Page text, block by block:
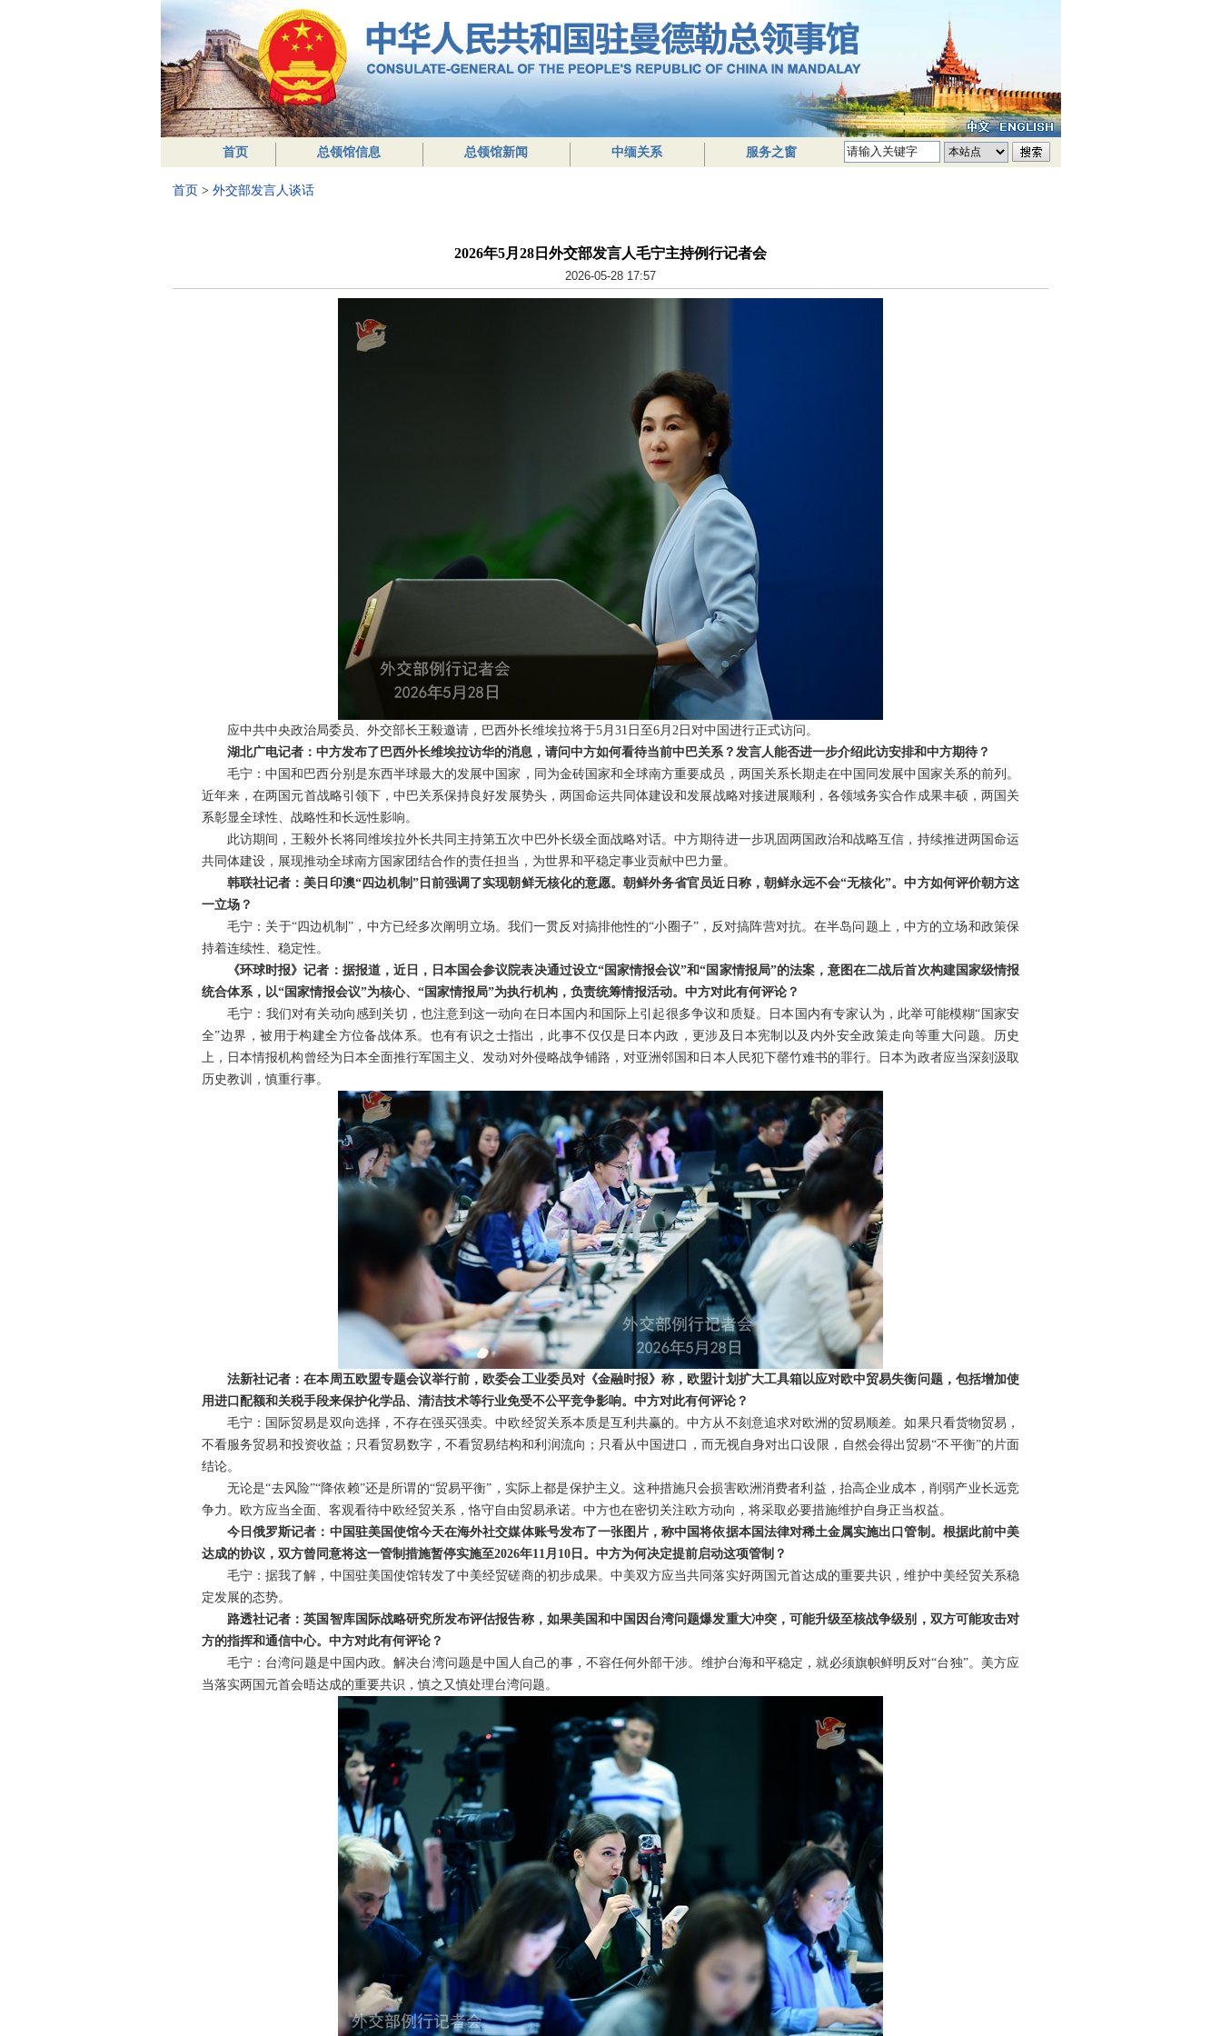
首页 总领馆信息 总领馆新闻 中缅关系 服务之窗
首页 > 外交部发言人谈话
2026年5月28日外交部发言人毛宁主持例行记者会
2026-05-28 17:57
应中共中央政治局委员、外交部长王毅邀请，巴西外长维埃拉将于5月31日至6月2日对中国进行正式访问。
湖北广电记者：中方发布了巴西外长维埃拉访华的消息，请问中方如何看待当前中巴关系？发言人能否进一步介绍此访安排和中方期待？
毛宁：中国和巴西分别是东西半球最大的发展中国家，同为金砖国家和全球南方重要成员，两国关系长期走在中国同发展中国家关系的前列。
近年来，在两国元首战略引领下，中巴关系保持良好发展势头，两国命运共同体建设和发展战略对接进展顺利，各领域务实合作成果丰硕，两国关
系彰显全球性、战略性和长远性影响。
此访期间，王毅外长将同维埃拉外长共同主持第五次中巴外长级全面战略对话。中方期待进一步巩固两国政治和战略互信，持续推进两国命运
共同体建设，展现推动全球南方国家团结合作的责任担当，为世界和平稳定事业贡献中巴力量。
韩联社记者：美日印澳“四边机制”日前强调了实现朝鲜无核化的意愿。朝鲜外务省官员近日称，朝鲜永远不会“无核化”。中方如何评价朝方这
一立场？
毛宁：关于“四边机制”，中方已经多次阐明立场。我们一贯反对搞排他性的“小圈子”，反对搞阵营对抗。在半岛问题上，中方的立场和政策保
持着连续性、稳定性。
《环球时报》记者：据报道，近日，日本国会参议院表决通过设立“国家情报会议”和“国家情报局”的法案，意图在二战后首次构建国家级情报
统合体系，以“国家情报会议”为核心、“国家情报局”为执行机构，负责统筹情报活动。中方对此有何评论？
毛宁：我们对有关动向感到关切，也注意到这一动向在日本国内和国际上引起很多争议和质疑。日本国内有专家认为，此举可能模糊“国家安
全”边界，被用于构建全方位备战体系。也有有识之士指出，此事不仅仅是日本内政，更涉及日本宪制以及内外安全政策走向等重大问题。历史
上，日本情报机构曾经为日本全面推行军国主义、发动对外侵略战争铺路，对亚洲邻国和日本人民犯下罄竹难书的罪行。日本为政者应当深刻汲取
历史教训，慎重行事。
法新社记者：在本周五欧盟专题会议举行前，欧委会工业委员对《金融时报》称，欧盟计划扩大工具箱以应对欧中贸易失衡问题，包括增加使
用进口配额和关税手段来保护化学品、清洁技术等行业免受不公平竞争影响。中方对此有何评论？
毛宁：国际贸易是双向选择，不存在强买强卖。中欧经贸关系本质是互利共赢的。中方从不刻意追求对欧洲的贸易顺差。如果只看货物贸易，
不看服务贸易和投资收益；只看贸易数字，不看贸易结构和利润流向；只看从中国进口，而无视自身对出口设限，自然会得出贸易“不平衡”的片面
结论。
无论是“去风险”“降依赖”还是所谓的“贸易平衡”，实际上都是保护主义。这种措施只会损害欧洲消费者利益，抬高企业成本，削弱产业长远竞
争力。欧方应当全面、客观看待中欧经贸关系，恪守自由贸易承诺。中方也在密切关注欧方动向，将采取必要措施维护自身正当权益。
今日俄罗斯记者：中国驻美国使馆今天在海外社交媒体账号发布了一张图片，称中国将依据本国法律对稀土金属实施出口管制。根据此前中美
达成的协议，双方曾同意将这一管制措施暂停实施至2026年11月10日。中方为何决定提前启动这项管制？
毛宁：据我了解，中国驻美国使馆转发了中美经贸磋商的初步成果。中美双方应当共同落实好两国元首达成的重要共识，维护中美经贸关系稳
定发展的态势。
路透社记者：英国智库国际战略研究所发布评估报告称，如果美国和中国因台湾问题爆发重大冲突，可能升级至核战争级别，双方可能攻击对
方的指挥和通信中心。中方对此有何评论？
毛宁：台湾问题是中国内政。解决台湾问题是中国人自己的事，不容任何外部干涉。维护台海和平稳定，就必须旗帜鲜明反对“台独”。美方应
当落实两国元首会晤达成的重要共识，慎之又慎处理台湾问题。